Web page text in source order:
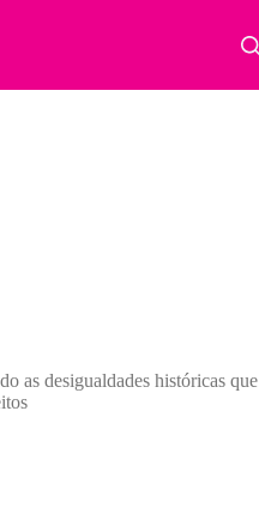
as desigualdades históricas que